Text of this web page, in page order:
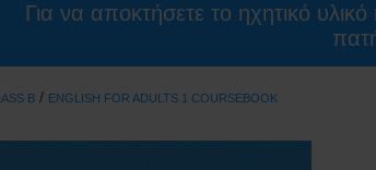
Για να αποκτήσετε το ηχητικό
B / ENGLISH FOR ADULTS 1 COURSEBOOK